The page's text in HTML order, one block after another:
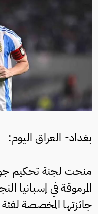
بغداد- العراق اليوم:
منحت لجنة تحكيم
المرموقة في إسبانيا
جائزتها المخصصة